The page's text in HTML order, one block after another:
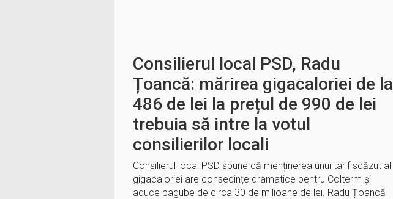
Consilierul local PSD, Radu
Țoancă: mărirea gigacaloriei de la
486 de lei la prețul de 990 de lei
trebuia să intre la votul
consilierilor locali
Consilierul local PSD spune că menținerea unui tarif scăzut al
gigacaloriei are consecințe dramatice pentru Colterm și
aduce pagube de circa 30 de milioane de lei. Radu Țoancă